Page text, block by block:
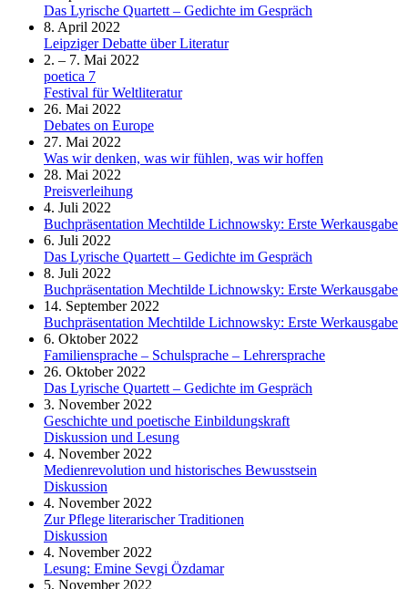
Das Lyrische Quartett – Gedichte im Gespräch
8. April 2022
Leipziger Debatte über Literatur
2. – 7. Mai 2022
poetica 7
Festival für Weltliteratur
26. Mai 2022
Debates on Europe
27. Mai 2022
Was wir denken, was wir fühlen, was wir hoffen
28. Mai 2022
Preisverleihung
4. Juli 2022
Buchpräsentation Mechtilde Lichnowsky: Erste Werkausgabe
6. Juli 2022
Das Lyrische Quartett – Gedichte im Gespräch
8. Juli 2022
Buchpräsentation Mechtilde Lichnowsky: Erste Werkausgabe
14. September 2022
Buchpräsentation Mechtilde Lichnowsky: Erste Werkausgabe
6. Oktober 2022
Familiensprache – Schulsprache – Lehrersprache
26. Oktober 2022
Das Lyrische Quartett – Gedichte im Gespräch
3. November 2022
Geschichte und poetische Einbildungskraft
Diskussion und Lesung
4. November 2022
Medienrevolution und historisches Bewusstsein
Diskussion
4. November 2022
Zur Pflege literarischer Traditionen
Diskussion
4. November 2022
Lesung: Emine Sevgi Özdamar
5. November 2022